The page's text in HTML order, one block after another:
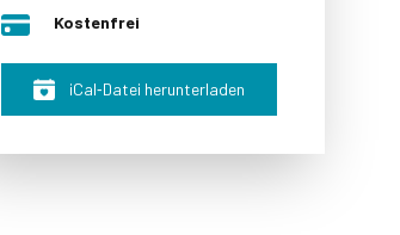
Kostenfrei
iCal‑Datei herunterladen